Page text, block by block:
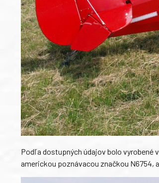
Podľa dostupných údajov bolo vyrobené
americkou poznávacou značkou N6754,